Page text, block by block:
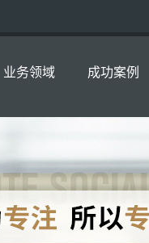
业务领域 成功案例